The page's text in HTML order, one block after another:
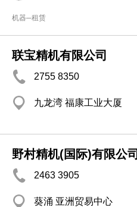
机器─租赁
联宝精机有限公司
2755 8350
九龙湾 福康工业大厦
野村精机(国际)有限公司
2463 3905
葵涌 亚洲贸易中心